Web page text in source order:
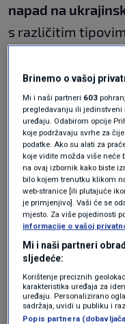
napad na
s različitim
napadu", rekao je
osvrnuo na
Rusija je već
Orešnikom,
Putin pohvalio da
zbog brzine koja
zvuka.
Broj
Brinemo o vašoj
Mi i naši partneri 603
pregledavanju ili jedinstveni
uređaju. Odabirom opcije
koje podržavaju svrhe za
podatke. Ako su alati za
koje vidite možda više neće
na ovaj izbornik kako biste
bilo kojem trenutku klikom
web-stranice [ili plutajuće
je primjenjivo]. Vaši će se
mjesto. Za više pojedinosti
informacije o vašoj
Mi i naši partneri
sljedeće:
Korištenje preciznih
karakteristika uređaja za
uređaju. Personalizirano
sadržaja, uvidi u publiku i
Popis partnera